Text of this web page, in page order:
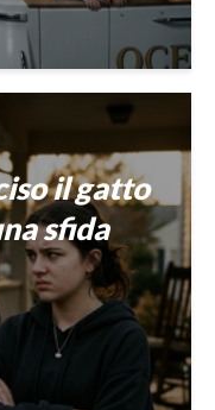
il gatto
sfida